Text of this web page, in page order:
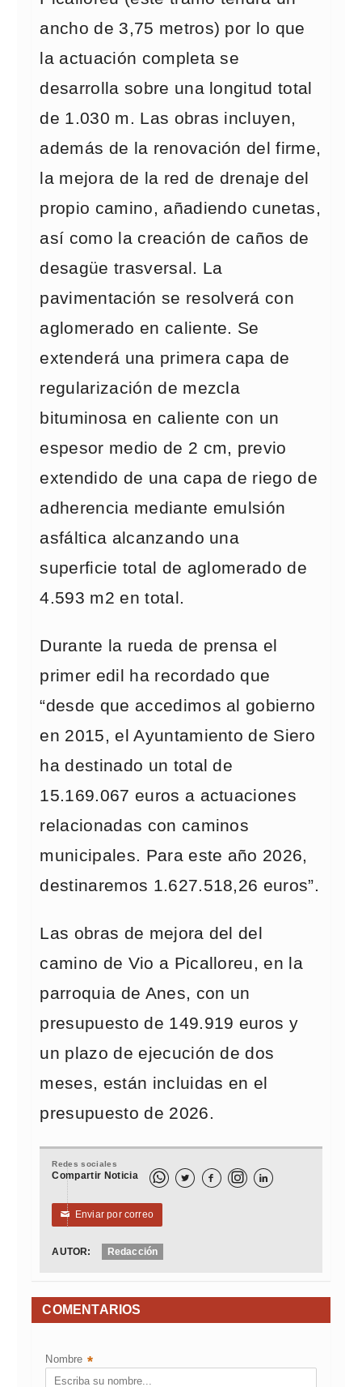
ancho de 3,75 metros) por lo que
la actuación completa se
desarrolla sobre una longitud total
de 1.030 m. Las obras incluyen,
además de la renovación del firme,
la mejora de la red de drenaje del
propio camino, añadiendo cunetas,
así como la creación de caños de
desagüe trasversal. La
pavimentación se resolverá con
aglomerado en caliente. Se
extenderá una primera capa de
regularización de mezcla
bituminosa en caliente con un
espesor medio de 2 cm, previo
extendido de una capa de riego de
adherencia mediante emulsión
asfáltica alcanzando una
superficie total de aglomerado de
4.593 m2 en total.
Durante la rueda de prensa el
primer edil ha recordado que
“desde que accedimos al gobierno
en 2015, el Ayuntamiento de Siero
ha destinado un total de
15.169.067 euros a actuaciones
relacionadas con caminos
municipales. Para este año 2026,
destinaremos 1.627.518,26 euros”.
Las obras de mejora del del
camino de Vio a Picalloreu, en la
parroquia de Anes, con un
presupuesto de 149.919 euros y
un plazo de ejecución de dos
meses, están incluidas en el
presupuesto de 2026.
Redes sociales
Compartir Noticia   
✉ Enviar por correo
AUTOR: Redacción
COMENTARIOS
Nombre *